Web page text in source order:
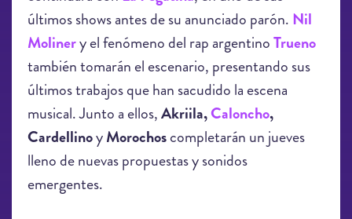
últimos shows antes de su anunciado parón. Nil
Molinery el fenómeno del rap argentinoTrueno
también tomarán el escenario, presentando sus
últimos trabajos que han sacudido la escena
musical. Junto a ellos,Akriila,Caloncho,
CardellinoyMorochoscompletarán un jueves
lleno de nuevas propuestas y sonidos
emergentes.